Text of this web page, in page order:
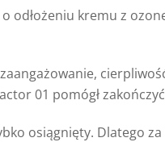
odłożeniu kremu z
01 pomógł
osiągnięty. Dlatego